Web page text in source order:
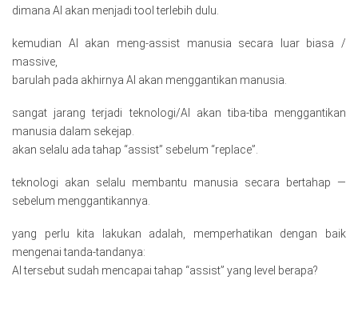
dimana AI akan menjadi tool terlebih dulu.
kemudian AI akan meng-assist manusia secara luar biasa /
massive,
barulah pada akhirnya AI akan menggantikan manusia.
sangat jarang terjadi teknologi/Al akan tiba-tiba menggantikan
manusia dalam sekejap.
akan selalu ada tahap “assist” sebelum “replace”.
teknologi akan selalu membantu manusia secara bertahap —
sebelum menggantikannya.
yang perlu kita lakukan adalah, memperhatikan dengan baik
mengenai tanda-tandanya:
AI tersebut sudah mencapai tahap “assist” yang level berapa?